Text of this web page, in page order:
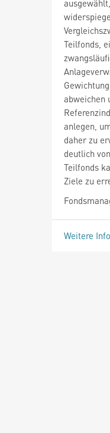
Teilfonds,
abweichen
anlegen,
daher zu
deutlich
Teilfonds
Ziele zu
Weitere